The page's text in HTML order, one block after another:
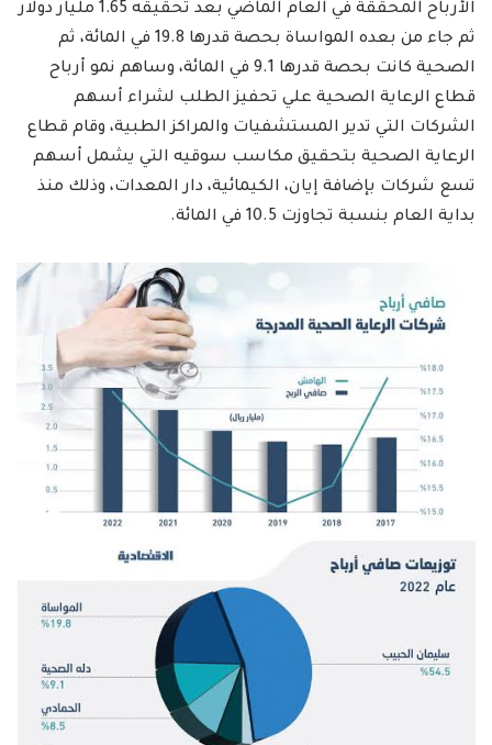
الأرباح المحققة في العام الماضي بعد تحقيقه 1.65 مليار دولار
ثم جاء من بعده المواساة بحصة قدرها 19.8 في المائة، ثم
الصحية كانت بحصة قدرها 9.1 في المائة، وساهم نمو أرباح
قطاع الرعاية الصحية علي تحفيز الطلب لشراء أسهم
الشركات التي تدير المستشفيات والمراكز الطبية، وقام قطاع
الرعاية الصحية بتحقيق مكاسب سوقيه التي يشمل أسهم
تسع شركات بإضافة إيان، الكيمائية، دار المعدات، وذلك منذ
بداية العام بنسبة تجاوزت 10.5 في المائة.